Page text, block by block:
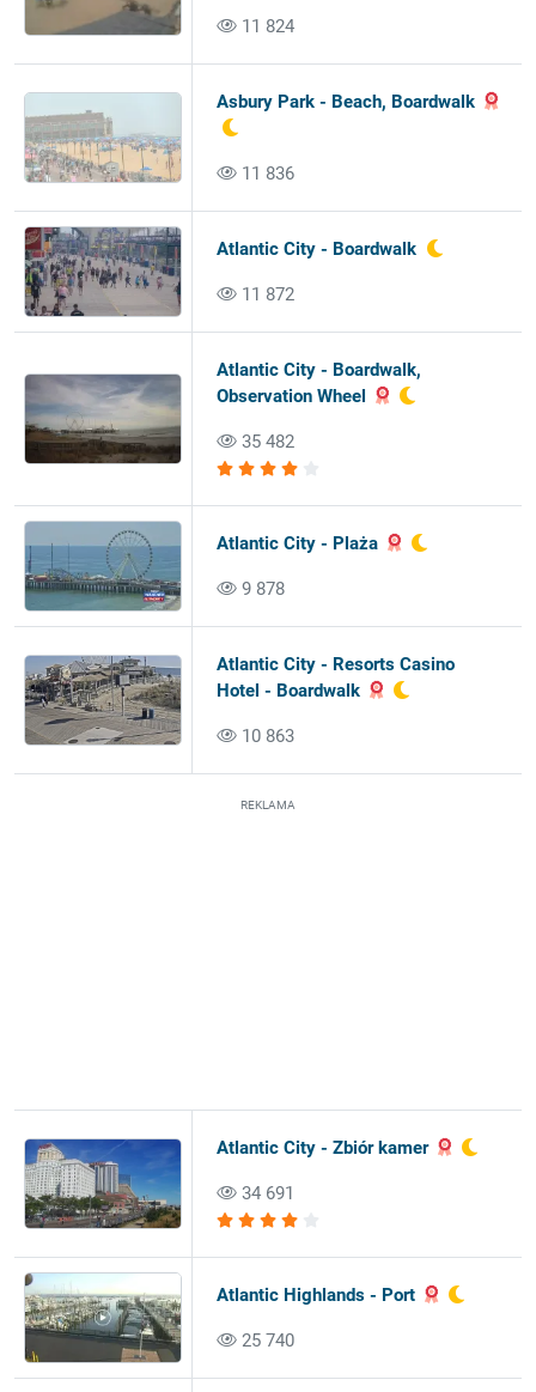
11 824
Asbury Park - Beach, Boardwalk
11 836
Atlantic City - Boardwalk
11 872
Atlantic City - Boardwalk,
Observation Wheel
35 482
Atlantic City - Plaża
9 878
Atlantic City - Resorts Casino
Hotel - Boardwalk
10 863
REKLAMA
Atlantic City - Zbiór kamer
34 691
Atlantic Highlands - Port
25 740